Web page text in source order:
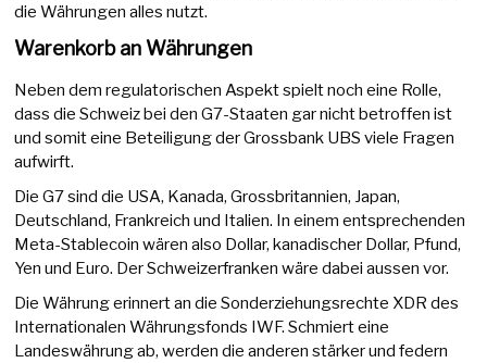
die Währungen alles nutzt.
Warenkorb an Währungen
Neben dem regulatorischen Aspekt spielt noch eine Rolle,
dass die Schweiz bei den G7-Staaten gar nicht betroffen ist
und somit eine Beteiligung der Grossbank UBS viele Fragen
aufwirft.
Die G7 sind die USA, Kanada, Grossbritannien, Japan,
Deutschland, Frankreich und Italien. In einem entsprechenden
Meta-Stablecoin wären also Dollar, kanadischer Dollar, Pfund,
Yen und Euro. Der Schweizerfranken wäre dabei aussen vor.
Die Währung erinnert an die Sonderziehungsrechte XDR des
Internationalen Währungsfonds IWF. Schmiert eine
Landeswährung ab, werden die anderen stärker und federn